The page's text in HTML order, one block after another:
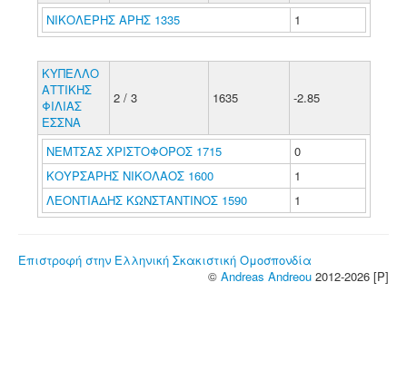
ΝΙΚΟΛΕΡΗΣ ΑΡΗΣ 1335 1
ΚΥΠΕΛΛΟ
ΑΤΤΙΚΗΣ
ΦΙΛΙΑΣ
ΕΣΣΝΑ
2 / 3 1635 -2.85
ΝΕΜΤΣΑΣ ΧΡΙΣΤΟΦΟΡΟΣ 1715
0
ΚΟΥΡΣΑΡΗΣ ΝΙΚΟΛΑΟΣ 1600
1
ΛΕΟΝΤΙΑΔΗΣ ΚΩΝΣΤΑΝΤΙΝΟΣ 1590
1
Επιστροφή στην Ελληνική Σκακιστική Ομοσπονδία
© Andreas Andreou 2012-2026 [P]